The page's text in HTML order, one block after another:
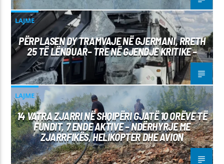
LAJME
PËRPLASEN DY TRAMVAJE NË GJERMANI, RRETH
25 TË LËNDUAR– TRE NË GJENDJE KRITIKE –
LAJME
14 VATRA ZJARRI NË SHQIPËRI GJATË 10 ORËVE TË
FUNDIT, 7 ENDE AKTIVE – NDËRHYRJE ME
ZJARRFIKËS, HELIKOPTER DHE AVION